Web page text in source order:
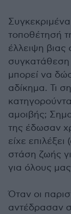
τοποθέτησή
έλλειψη βιας
συγκατάθεση
μπορεί να
αδίκημα. Τι
αμοιβής;
της έδωσαν
είχε
στάση ζωής
για όλους
Όταν οι
αντέδρασαν